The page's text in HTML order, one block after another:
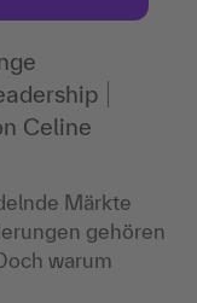
Celine
Märkte
gehören
warum